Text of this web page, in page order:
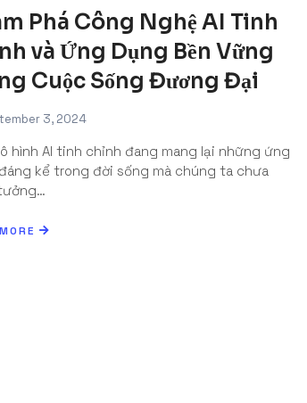
Phá Công Nghệ AI Tinh
và Ứng Dụng Bền Vững
Cuộc Sống Đương Đại
3, 2024
hình AI tinh chỉnh đang mang lại những ứng
kể trong đời sống mà chúng ta chưa